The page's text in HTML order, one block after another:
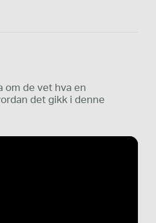
om de vet hva en
det gikk i denne